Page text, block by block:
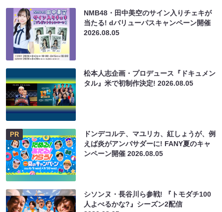
NMB48・田中美空のサイン入りチェキが
当たる! dバリューパスキャンペーン開催
2026.08.05
松本人志企画・プロデュース『ドキュメン
タル』米で初制作決定!2026.08.05
PR
ドンデコルテ、マユリカ、紅しょうが、例
えば炎がアンバサダーに! FANY夏のキャ
ンペーン開催2026.08.05
シソンヌ・長谷川ら参戦! 『トモダチ100
人よべるかな?』シーズン2配信